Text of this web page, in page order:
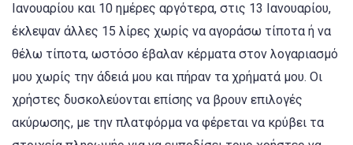
Ιανουαρίου και 10 ημέρες αργότερα, στις 13 Ιανουαρίου,
έκλεψαν άλλες 15 λίρες χωρίς να αγοράσω τίποτα ή να
θέλω τίποτα, ωστόσο έβαλαν κέρματα στον λογαριασμό
μου χωρίς την άδειά μου και πήραν τα χρήματά μου. Οι
χρήστες δυσκολεύονται επίσης να βρουν επιλογές
ακύρωσης, με την πλατφόρμα να φέρεται να κρύβει τα